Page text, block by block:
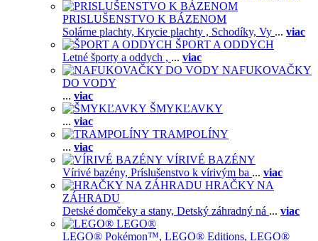
PRISLUŠENSTVO K BÁZENOM
Solárne plachty, Krycie plachty , Schodíky, Vy ... viac
ŠPORT A ODDYCH
Letné športy a oddych , ... viac
NAFUKOVAČKY
DO VODY
... viac
ŠMYKĽAVKY
... viac
TRAMPOLÍNY
... viac
VÍRIVÉ BAZÉNY
Vírivé bazény, Príslušenstvo k vírivým ba ... viac
HRAČKY NA
ZÁHRADU
Detské domčeky a stany, Detský záhradný ná ... viac
LEGO®
LEGO® Pokémon™, LEGO® Editions, LEGO®